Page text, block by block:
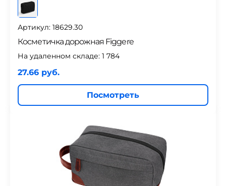
Артикул: 18629.30
Косметичка дорожная Figgere
На удаленном складе: 1 784
27.66 руб.
Посмотреть